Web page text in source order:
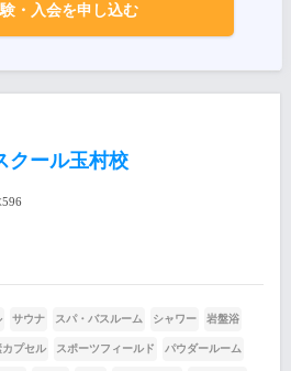
・入会を申し込む
クール玉村校
サウナ スパ・バスルーム シャワー 岩盤浴
カプセル スポーツフィールド パウダールーム